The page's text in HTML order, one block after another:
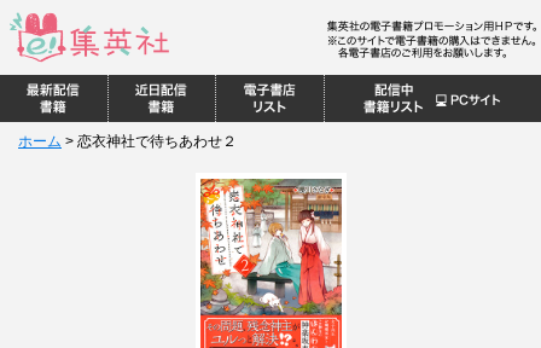
ホーム > 恋衣神社で待ちあわせ２